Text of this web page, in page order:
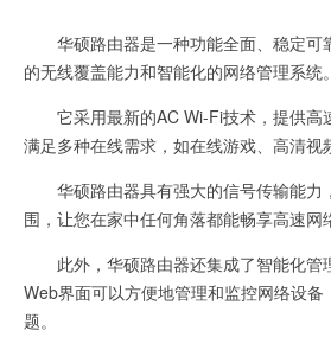
华硕路由器是一种功能全面、稳定可
的无线覆盖能力和智能化的网络管理系统。
它采用最新的AC Wi-Fi技术，提供高
满足多种在线需求，如在线游戏、高清视
华硕路由器具有强大的信号传输能力
围，让您在家中任何角落都能畅享高速网
此外，华硕路由器还集成了智能化管
Web界面可以方便地管理和监控网络设备
题。